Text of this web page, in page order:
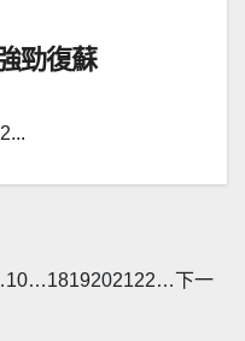
勁復蘇
10…1819202122…下一